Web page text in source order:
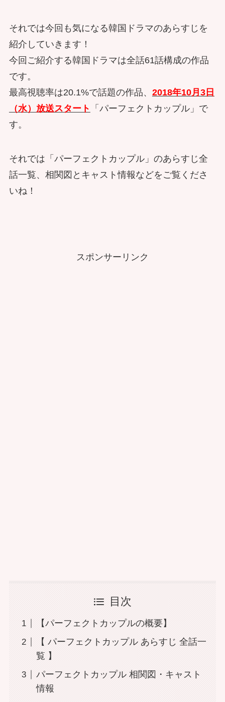
それでは今回も気になる韓国ドラマのあらすじを
紹介していきます！
今回ご紹介する韓国ドラマは全話61話構成の作品
です。
最高視聴率は20.1%で話題の作品、 2018年10月3日
（水）放送スタート
「パーフェクトカップル」で
す。
それでは「パーフェクトカップル」のあらすじ全
話一覧、相関図とキャスト情報などをご覧くださ
いね！
スポンサーリンク
目次
【パーフェクトカップルの概要】
【 パーフェクトカップル あらすじ 全話一
覧 】
パーフェクトカップル 相関図・キャスト
情報